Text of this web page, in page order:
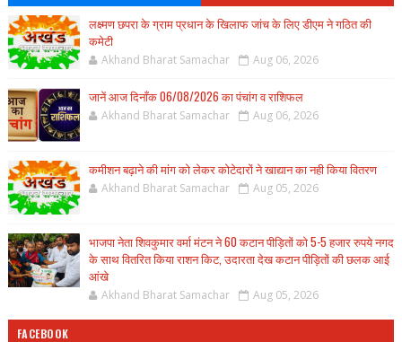
लक्ष्मण छपरा के ग्राम प्रधान के खिलाफ जांच के लिए डीएम ने गठित की
कमेटी
Akhand Bharat Samachar Aug 06, 2026
जानें आज दिनाँक 06/08/2026 का पंचांग व राशिफल
Akhand Bharat Samachar Aug 06, 2026
कमीशन बढ़ाने की मांग को लेकर कोटेदारों ने खाद्यान का नही किया वितरण
Akhand Bharat Samachar Aug 05, 2026
भाजपा नेता शिवकुमार वर्मा मंटन ने 60 कटान पीड़ितों को 5-5 हजार रुपये नगद
के साथ वितरित किया राशन किट, उदारता देख कटान पीड़ितों की छलक आई
आंखे
Akhand Bharat Samachar Aug 05, 2026
FACEBOOK